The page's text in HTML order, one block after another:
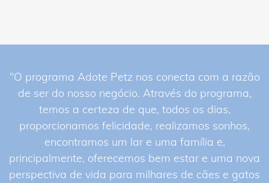
"O programa Adote Petz nos conecta com a razão
de ser do nosso negócio. Através do programa,
temos a certeza de que, todos os dias,
proporcionamos felicidade, realizamos sonhos,
encontramos um lar e uma família e,
principalmente, oferecemos bem estar e uma nova
perspectiva de vida para milhares de cães e gatos